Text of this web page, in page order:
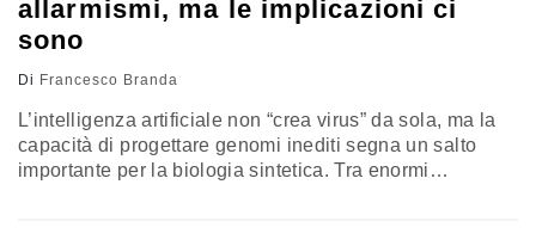
allarmismi, ma le implicazioni ci
sono
Di Francesco Branda
L’intelligenza artificiale non “crea virus” da sola, ma la
capacità di progettare genomi inediti segna un salto
importante per la biologia sintetica. Tra enormi